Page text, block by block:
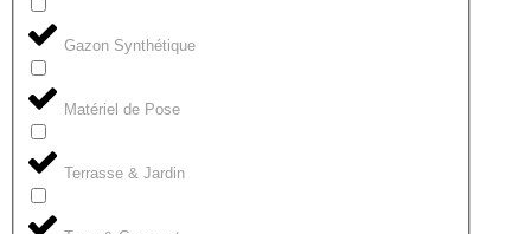
Gazon Synthétique
Matériel de Pose
Terrasse & Jardin